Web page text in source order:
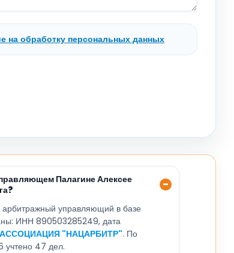
на обработку персональных данных
Палагине Алексее
управляющий в базе
ИНН 890503285249, дата
АССОЦИАЦИЯ "НАЦАРБИТР". По
учтено 47 дел.